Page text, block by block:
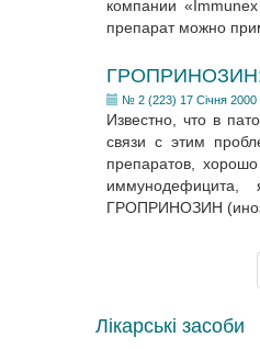
компании
препарат можно
ГРОПРИНОЗИН:
№ 2 (223) 17 Січня 2000
Известно, что в
связи с этим
препаратов,
иммунодефицита,
ГРОПРИНОЗИН
Лікарські засоби